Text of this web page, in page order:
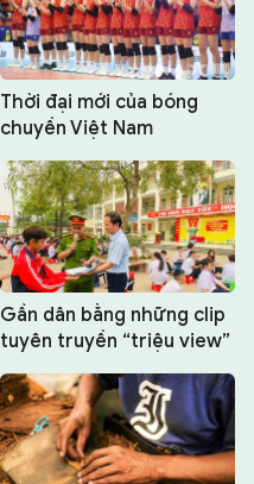
Thời đại mới của bóng
chuyền Việt Nam
Gần dân bằng những clip
tuyên truyền “triệu view”